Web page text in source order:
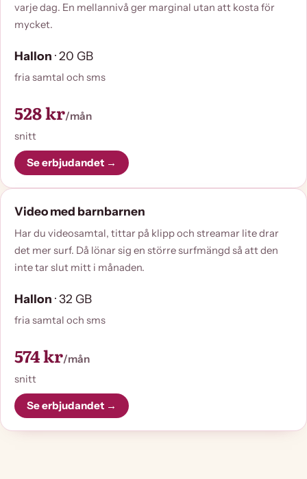
varje dag. En mellannivå ger marginal utan att kosta för
mycket.
Hallon · 20 GB
fria samtal och sms
528 kr/mån
snitt
Se erbjudandet →
Video med barnbarnen
Har du videosamtal, tittar på klipp och streamar lite drar
det mer surf. Då lönar sig en större surfmängd så att den
inte tar slut mitt i månaden.
Hallon · 32 GB
fria samtal och sms
574 kr/mån
snitt
Se erbjudandet →